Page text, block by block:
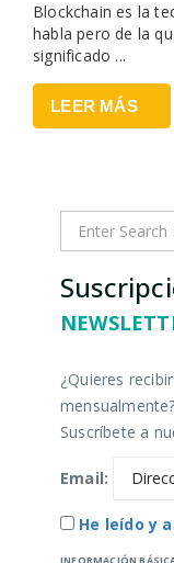
Blockchain es la
habla pero de la
significado ...
LEER MÁS
¿Quieres
mensualmente?
Suscríbete a
Email:
He leído y